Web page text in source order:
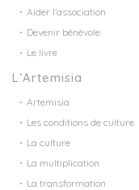
Aider l’association
Devenir bénévole
Le livre
L’Artemisia
Artemisia
Les conditions de culture
La culture
La multiplication
La transformation